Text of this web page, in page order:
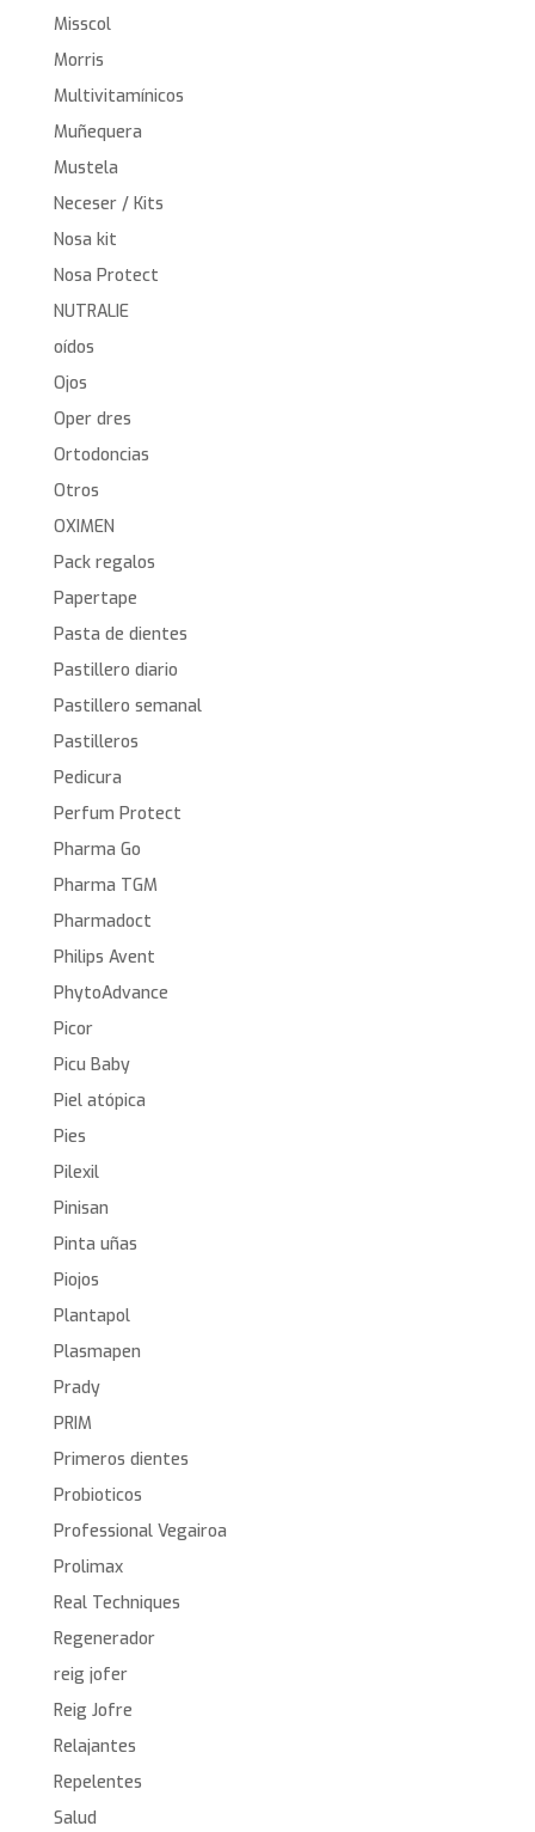
Misscol
Morris
Multivitamínicos
Muñequera
Mustela
Neceser / Kits
Nosa kit
Nosa Protect
NUTRALIE
oídos
Ojos
Oper dres
Ortodoncias
Otros
OXIMEN
Pack regalos
Papertape
Pasta de dientes
Pastillero diario
Pastillero semanal
Pastilleros
Pedicura
Perfum Protect
Pharma Go
Pharma TGM
Pharmadoct
Philips Avent
PhytoAdvance
Picor
Picu Baby
Piel atópica
Pies
Pilexil
Pinisan
Pinta uñas
Piojos
Plantapol
Plasmapen
Prady
PRIM
Primeros dientes
Probioticos
Professional Vegairoa
Prolimax
Real Techniques
Regenerador
reig jofer
Reig Jofre
Relajantes
Repelentes
Salud